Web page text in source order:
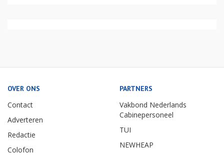
OVER ONS
Contact
Adverteren
Redactie
Colofon
PARTNERS
Vakbond Nederlands
Cabinepersoneel
TUI
NEWHEAP